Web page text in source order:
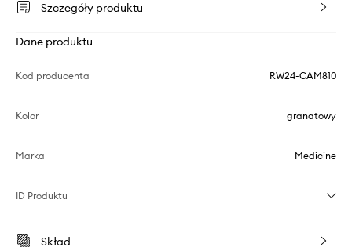
Szczegóły produktu
Dane produktu
Kod producenta RW24-CAM810
Kolor granatowy
Marka Medicine
ID Produktu
Skład